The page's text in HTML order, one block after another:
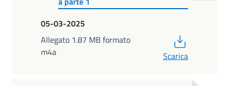
05-03-2025
Allegato 1.87 MB formato
m4a
Scarica